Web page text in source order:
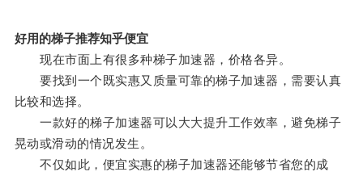
好用的梯子推荐知乎便宜
现在市面上有很多种梯子加速器，价格各异。
要找到一个既实惠又质量可靠的梯子加速器，需要认真
比较和选择。
一款好的梯子加速器可以大大提升工作效率，避免梯子
晃动或滑动的情况发生。
不仅如此，便宜实惠的梯子加速器还能够节省您的成